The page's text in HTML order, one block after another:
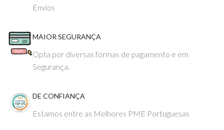
Envios
MAIOR SEGURANÇA
Opta por diversas formas de pagamento e em
Segurança.
DE CONFIANÇA
Estamos entre as Melhores PME Portuguesas